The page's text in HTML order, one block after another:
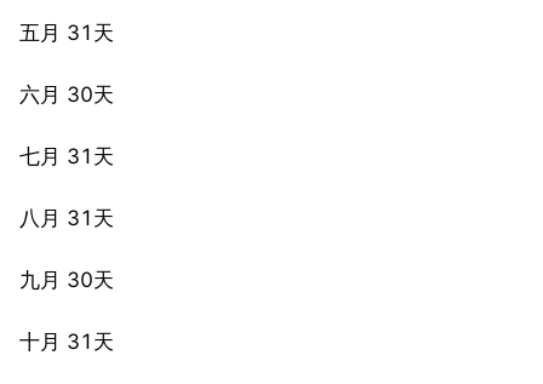
五月 31天
六月 30天
七月 31天
八月 31天
九月 30天
十月 31天